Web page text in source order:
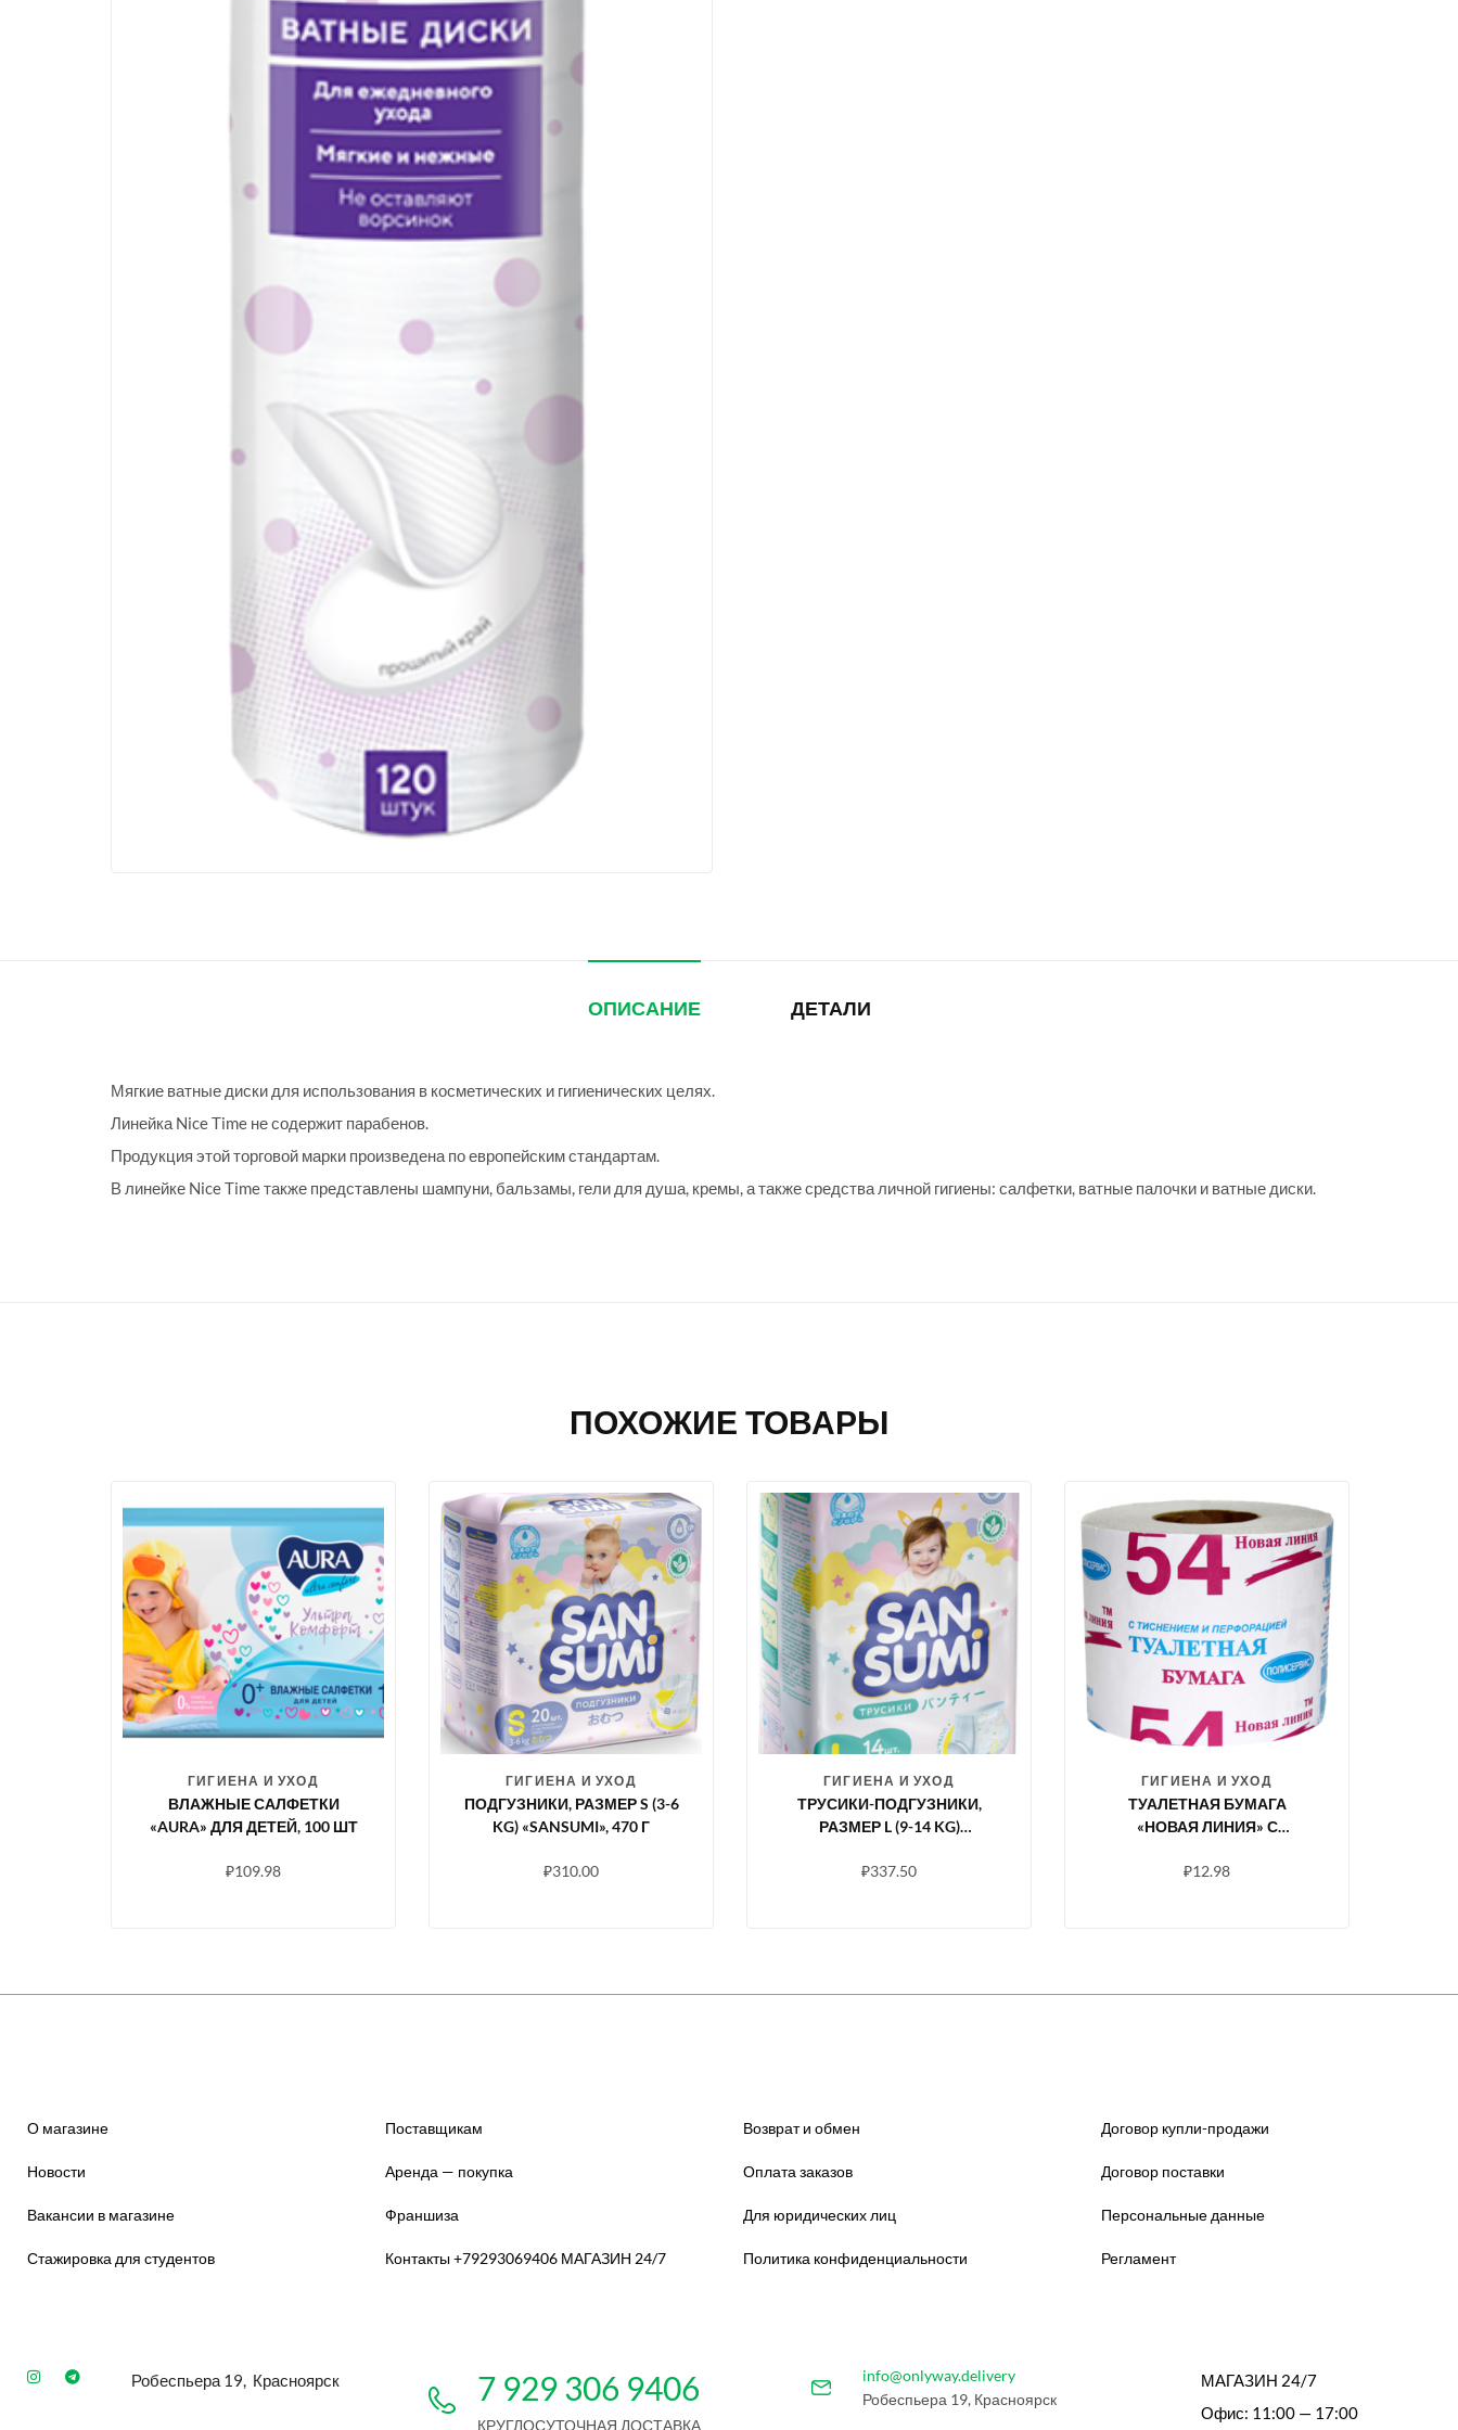
ОПИСАНИЕ ДЕТАЛИ
Мягкие ватные диски для использования в косметических и гигиенических целях.
Линейка Nice Time не содержит парабенов.
Продукция этой торговой марки произведена по европейским стандартам.
В линейке Nice Time также представлены шампуни, бальзамы, гели для душа, кремы, а также средства личной гигиены: салфетки, ватные палочки и ватные диски.
ПОХОЖИЕ ТОВАРЫ
ГИГИЕНА И УХОД
ВЛАЖНЫЕ САЛФЕТКИ
«AURA» ДЛЯ ДЕТЕЙ, 100 ШТ
₽109.98
ГИГИЕНА И УХОД
ПОДГУЗНИКИ, РАЗМЕР S (3-6
KG) «SANSUMI», 470 Г
₽310.00
ГИГИЕНА И УХОД
ТРУСИКИ-ПОДГУЗНИКИ,
РАЗМЕР L (9-14 KG)
₽337.50
ГИГИЕНА И УХОД
ТУАЛЕТНАЯ БУМАГА
«НОВАЯ ЛИНИЯ» С
ПЕРФОРАЦИЕЙ
₽12.98
О магазине
Новости
Вакансии в магазине
Стажировка для студентов
Поставщикам
Аренда — покупка
Франшиза
Контакты +79293069406 МАГАЗИН 24/7
Возврат и обмен
Оплата заказов
Для юридических лиц
Политика конфиденциальности
Договор купли-продажи
Договор поставки
Персональные данные
Регламент
Робеспьера 19, Красноярск 7 929 306 9406
КРУГЛОСУТОЧНАЯ ДОСТАВКА
info@onlyway.delivery
Робеспьера 19, Красноярск
МАГАЗИН 24/7
Офис: 11:00 — 17:00